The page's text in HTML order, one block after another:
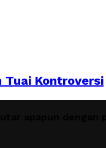
Tuai Kontroversi